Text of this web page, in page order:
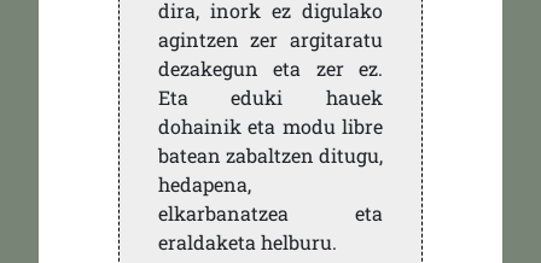
dira, inork ez digulako
agintzen zer argitaratu
dezakegun eta zer ez.
Eta eduki hauek
dohainik eta modu libre
batean zabaltzen ditugu,
hedapena,
elkarbanatzea eta
eraldaketa helburu.